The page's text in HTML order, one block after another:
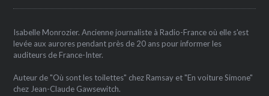
Isabelle Monrozier. Ancienne journaliste à Radio-France où elle s'est
levée aux aurores pendant près de 20 ans pour informer les
auditeurs de France-Inter.
Auteur de "Où sont les toilettes" chez Ramsay et "En voiture Simone"
chez Jean-Claude Gawsewitch.